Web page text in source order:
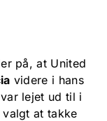
på, at United
videre i hans
lejet ud til i
at takke